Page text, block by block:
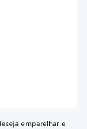
emparelhar e